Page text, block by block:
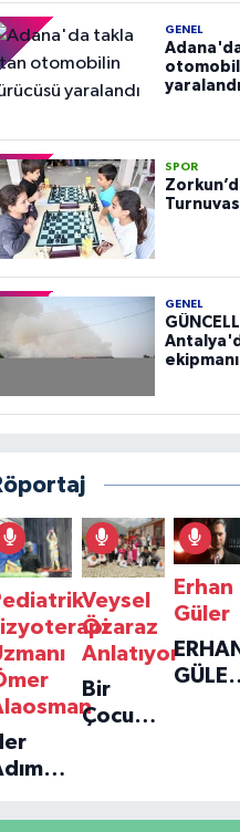
GENEL
yaralandı
SPOR
GENEL
Veysel
Özaraz
Anlatıyor
Bir
Çocuğun
Yolculuğu
Erhan
Güler
ERHAN